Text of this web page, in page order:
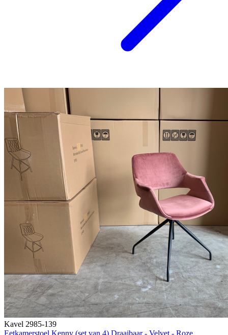
Kavel 2985-139
Eetkamerstoel Kenny (set van 4) Draaibaar - Velvet - Roze